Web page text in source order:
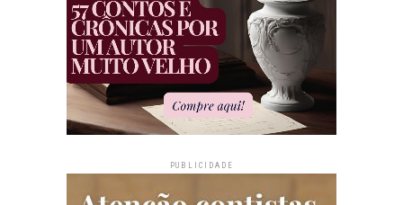
PUBLICIDADE